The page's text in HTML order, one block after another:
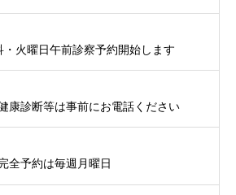
火曜日午前診察予約開始します
康診断等は事前にお電話ください
全予約は毎週月曜日